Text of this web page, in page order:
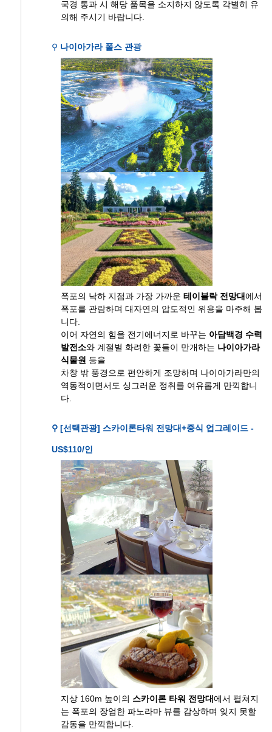
국경 통과 시 해당 품목을 소지하지 않도록 각별히 유
의해 주시기 바랍니다.
⚲ 나이아가라 폴스 관광
폭포의 낙하 지점과 가장 가까운 테이블락 전망대에서
폭포를 관람하며 대자연의 압도적인 위용을 마주해 봅
니다.
이어 자연의 힘을 전기에너지로 바꾸는 아담백경 수력
발전소와 계절별 화려한 꽃들이 만개하는 나이아가라
식물원 등을
차창 밖 풍경으로 편안하게 조망하며 나이아가라만의
역동적이면서도 싱그러운 정취를 여유롭게 만끽합니
다.
⚲ [선택관광] 스카이론타워 전망대+중식 업그레이드 -
US$110/인
지상 160m 높이의 스카이론 타워 전망대에서 펼쳐지
는 폭포의 장엄한 파노라마 뷰를 감상하며 잊지 못할
감동을 만끽합니다.